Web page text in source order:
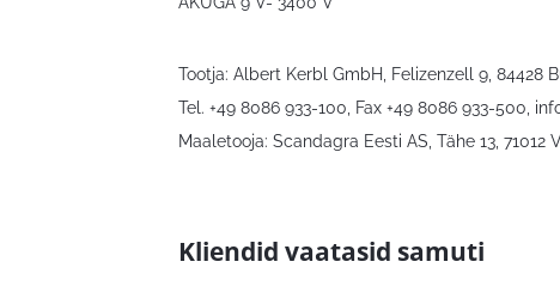
Tootja: Albert Kerbl GmbH, Felizenzell 9, 84428
Tel. +49 8086 933-100, Fax +49 8086 933-500,
Maaletooja: Scandagra Eesti AS, Tähe 13, 71012
Kliendid vaatasid samuti